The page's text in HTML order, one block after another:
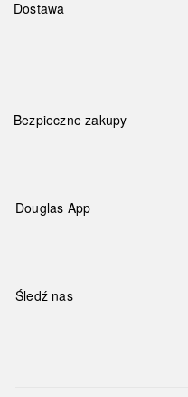
Dostawa
Bezpieczne zakupy
Douglas App
Śledź nas